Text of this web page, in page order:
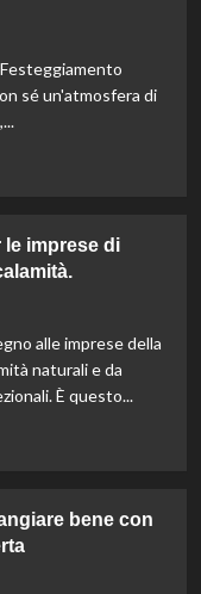
sé un'atmosfera di
imprese di
alle imprese della
naturali e da
È questo...
bene con